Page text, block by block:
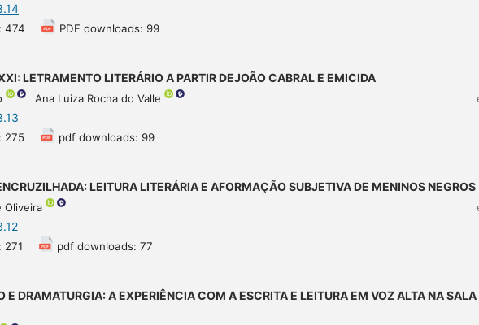
474 PDF downloads: 99
LETRAMENTO LITERÁRIO A PARTIR DEJOÃO CABRAL E EMICIDA
Ana Luiza Rocha do Valle
275 pdf downloads: 99
LEITURA LITERÁRIA E AFORMAÇÃO SUBJETIVA DE MENINOS NEGROS
Oliveira
271 pdf downloads: 77
E DRAMATURGIA: A EXPERIÊNCIA COM A ESCRITA E LEITURA EM VOZ ALTA NA SALA